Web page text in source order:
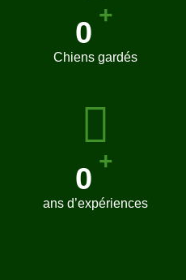
0
+
Chiens gardés
0
+
ans d’expériences